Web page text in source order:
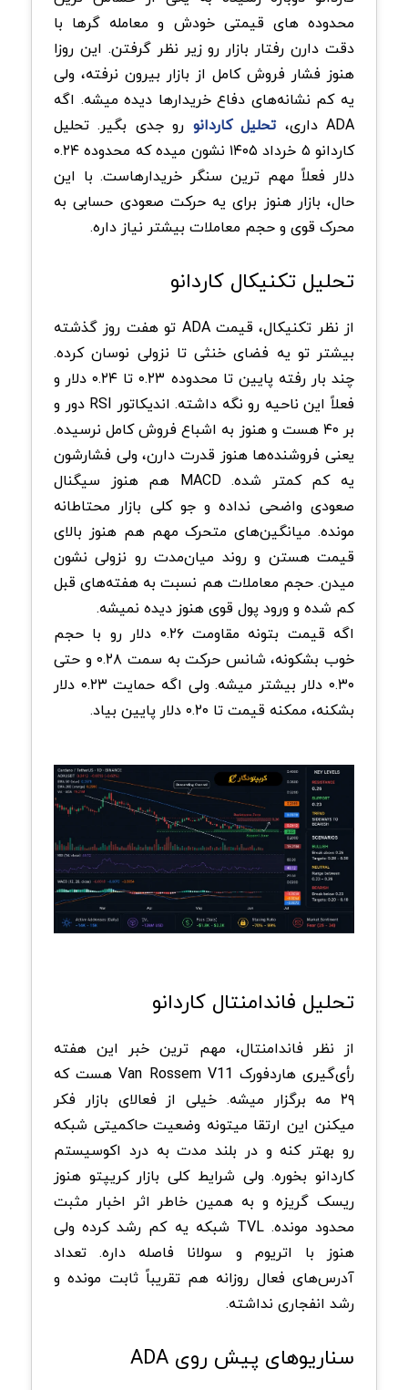
محدوده های قیمتی خودش و معامله گرها با
دقت دارن رفتار بازار رو زیر نظر گرفتن. این روزا
هنوز فشار فروش کامل از بازار بیرون نرفته، ولی
یه کم نشانه‌های دفاع خریدارها دیده میشه. اگه
ADA داری،
تحلیل کاردانو رو جدی بگیر. تحلیل
کاردانو ۵ خرداد ۱۴۰۵ نشون میده که محدوده ۰.۲۴
دلار فعلاً مهم ترین سنگر خریدار‌هاست. با این
حال، بازار هنوز برای یه حرکت صعودی حسابی به
محرک قوی و حجم معاملات بیشتر نیاز داره.
تحلیل تکنیکال کاردانو
از نظر تکنیکال، قیمت ADA تو هفت روز گذشته
بیشتر تو یه فضای خنثی تا نزولی نوسان کرده.
چند بار رفته پایین تا محدوده ۰.۲۳ تا ۰.۲۴ دلار و
فعلاً این ناحیه رو نگه داشته. اندیکاتور RSI دور و
بر ۴۰ هست و هنوز به اشباع فروش کامل نرسیده.
یعنی فروشنده‌ها هنوز قدرت دارن، ولی فشارشون
یه کم کمتر شده. MACD هم هنوز سیگنال
صعودی واضحی نداده و جو کلی بازار محتاطانه
مونده. میانگین‌های متحرک مهم هم هنوز بالای
قیمت هستن و روند میان‌مدت رو نزولی نشون
میدن. حجم معاملات هم نسبت به هفته‌های قبل
کم شده و ورود پول قوی هنوز دیده نمیشه.
اگه قیمت بتونه مقاومت ۰.۲۶ دلار رو با حجم
خوب بشکونه، شانس حرکت به سمت ۰.۲۸ و حتی
۰.۳۰ دلار بیشتر میشه. ولی اگه حمایت ۰.۲۳ دلار
بشکنه، ممکنه قیمت تا ۰.۲۰ دلار پایین بیاد.
تحلیل فاندامنتال کاردانو
از نظر فاندامنتال، مهم ترین خبر این هفته
رأی‌گیری هاردفورک Van Rossem V11 هست که
۲۹ مه برگزار میشه. خیلی از فعالای بازار فکر
میکنن این ارتقا میتونه وضعیت حاکمیتی شبکه
رو بهتر کنه و در بلند مدت به درد اکوسیستم
کاردانو بخوره. ولی شرایط کلی بازار کریپتو هنوز
ریسک گریزه و به همین خاطر اثر اخبار مثبت
محدود مونده. TVL شبکه یه کم رشد کرده ولی
هنوز با اتریوم و سولانا فاصله داره. تعداد
آدرس‌های فعال روزانه هم تقریباً ثابت مونده و
رشد انفجاری نداشته.
سناریوهای پیش روی ADA